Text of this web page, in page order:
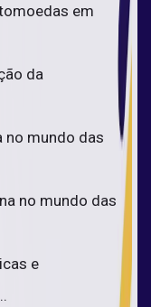
em
da
no mundo das
no mundo das
e